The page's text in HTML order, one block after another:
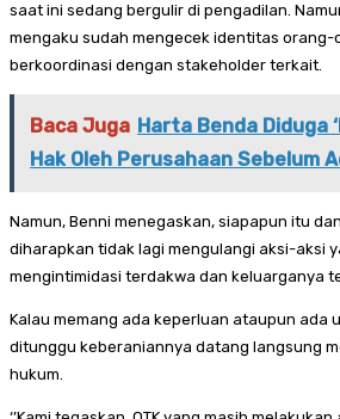
saat ini sedang bergulir di pengadilan.
mengaku sudah mengecek identitas orang-
berkoordinasi dengan stakeholder terkait.
Baca Juga Harta Benda Diduga
Hak Oleh Perusahaan Sebelum
Namun, Benni menegaskan, siapapun itu
diharapkan tidak lagi mengulangi aksi-aksi
mengintimidasi terdakwa dan keluarganya
Kalau memang ada keperluan ataupun ada
ditunggu keberaniannya datang langsung
hukum.